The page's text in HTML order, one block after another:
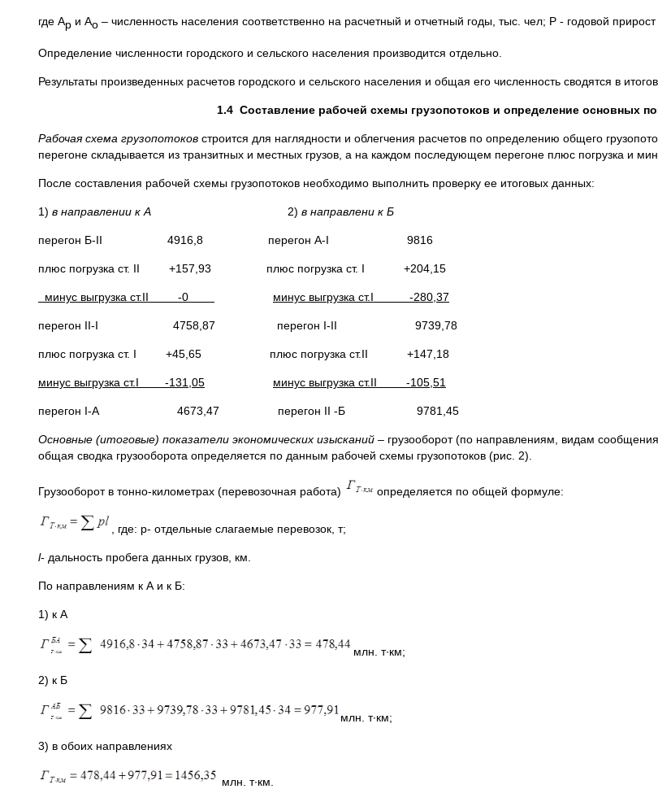
где Ар и Ао – численность населения соответственно на расчетный и отчетный годы, тыс. чел; Р - годовой
Определение численности городского и сельского населения производится отдельно.
Результаты произведенных расчетов городского и сельского населения и общая его численность сводятся в
1.4 Составление рабочей схемы грузопотоков и определение основных
Рабочая схема грузопотоков строится для наглядности и облегчения расчетов по определению общего
перегоне складывается из транзитных и местных грузов, а на каждом последующем перегоне плюс погрузка и
После составления рабочей схемы грузопотоков необходимо выполнить проверку ее итоговых данных:
1) в направлении к А 2) в направлени к Б
перегон Б-II 4916,8 перегон А-I 9816
плюс погрузка ст. II +157,93 плюс погрузка ст. I +204,15
минус выгрузка ст.II -0 минус выгрузка ст.I -280,37
перегон II-I 4758,87 перегон I-II 9739,78
плюс погрузка ст. I +45,65 плюс погрузка ст.II +147,18
минус выгрузка ст.I -131,05 минус выгрузка ст.II -105,51
перегон I-А 4673,47 перегон II -Б 9781,45
Основные (итоговые) показатели экономических изысканий – грузооборот (по направлениям, видам
общая сводка грузооборота определяется по данным рабочей схемы грузопотоков (рис. 2).
Грузооборот в тонно-километрах (перевозочная работа) определяется по общей формуле:
, где: p- отдельные слагаемые перевозок, т;
l- дальность пробега данных грузов, км.
По направлениям к А и к Б:
1) к А
млн. т∙км;
2) к Б
млн. т∙км;
3) в обоих направлениях
млн. т∙км.